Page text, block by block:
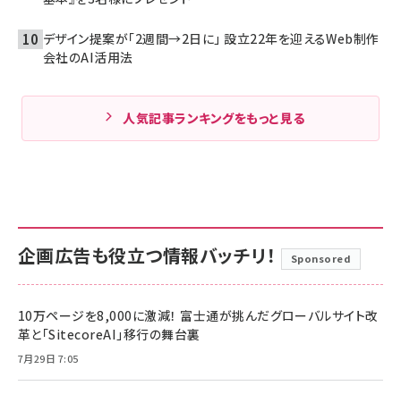
デザイン提案が「2週間→2日に」 設立22年を迎えるWeb制作
会社のAI活用法
人気記事ランキングをもっと見る
企画広告も役立つ情報バッチリ！ Sponsored
10万ページを8,000に激減！ 富士通が挑んだグローバルサイト改
革と「SitecoreAI」移行の舞台裏
7月29日 7:05